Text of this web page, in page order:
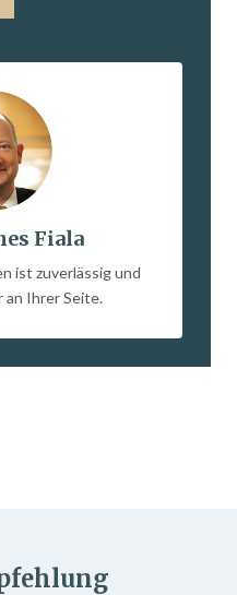
Fiala
ist zuverlässig und
an Ihrer Seite.